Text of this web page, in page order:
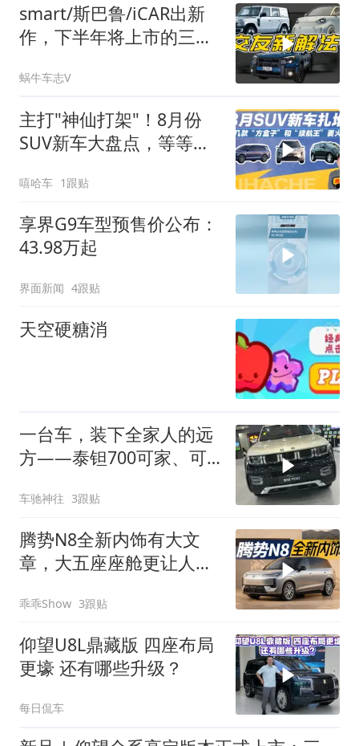
smart/斯巴鲁/iCAR出新
作，下半年将上市的三台
蜗牛车志V
主打"神仙打架"！8月份
SUV新车大盘点，等等党
嘻哈车 1跟贴
享界G9车型预售价公布：
43.98万起
界面新闻 4跟贴
天空硬糖消
一台车，装下全家人的远
方——泰钽700可家、可
车驰神往 3跟贴
腾势N8全新内饰有大文
章，大五座座舱更让人期
乖乖Show 3跟贴
仰望U8L鼎藏版 四座布局
更壕 还有哪些升级？
每日侃车